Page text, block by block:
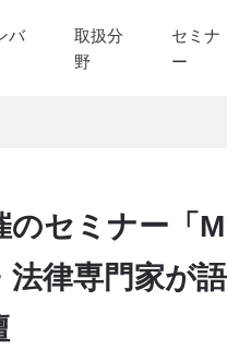
バ
取扱分
野
セミナ
ー
のセミナー「
法律専門家が